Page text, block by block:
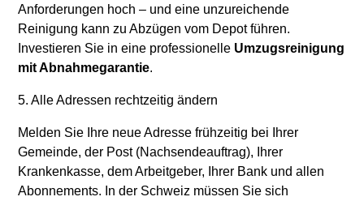
Anforderungen hoch – und eine unzureichende
Reinigung kann zu Abzügen vom Depot führen.
Investieren Sie in eine professionelle Umzugsreinigung
mit Abnahmegarantie.
5. Alle Adressen rechtzeitig ändern
Melden Sie Ihre neue Adresse frühzeitig bei Ihrer
Gemeinde, der Post (Nachsendeauftrag), Ihrer
Krankenkasse, dem Arbeitgeber, Ihrer Bank und allen
Abonnements. In der Schweiz müssen Sie sich